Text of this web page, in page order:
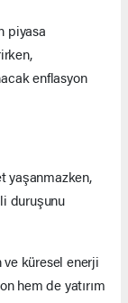
piyasa
enflasyon
yaşanmazken,
duruşunu
küresel enerji
hem de yatırım